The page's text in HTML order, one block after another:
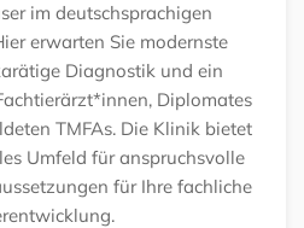
im deutschsprachigen
erwarten Sie modernste
Diagnostik und ein
Diplomates
TMFAs. Die Klinik bietet
Umfeld für anspruchsvolle
für Ihre fachliche